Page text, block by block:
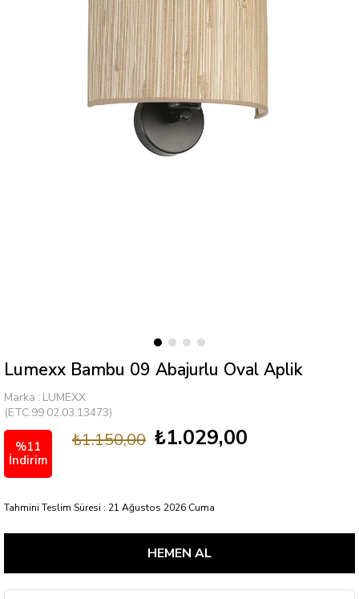
Lumexx Bambu 09 Abajurlu Oval Aplik
Marka : LUMEXX
(ETC.99.02.03.13473)
%11
İndirim
₺1.150,00 ₺1.029,00
Tahmini Teslim Süresi : 21 Ağustos 2026 Cuma